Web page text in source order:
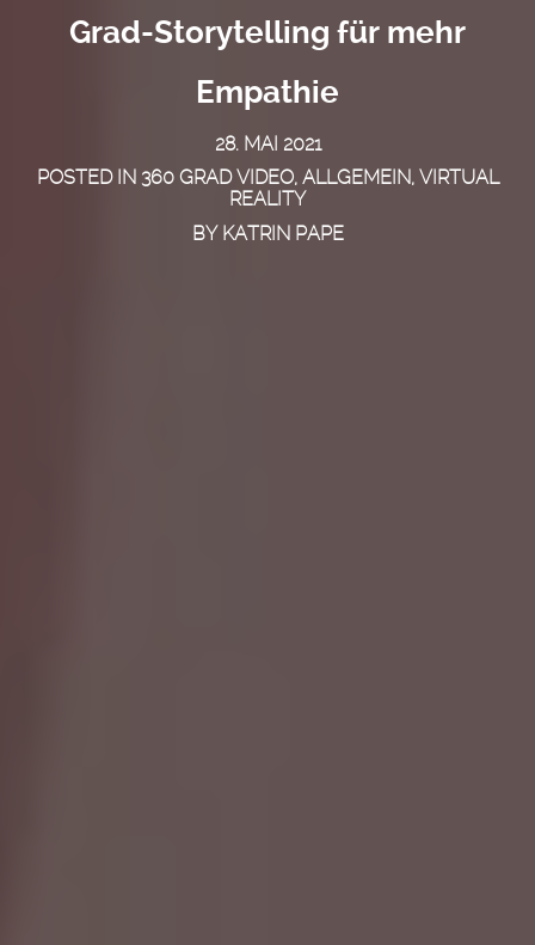
Grad-Storytelling für mehr
Empathie
28. MAI 2021
POSTED IN 360 GRAD VIDEO, ALLGEMEIN, VIRTUAL
REALITY
BY KATRIN PAPE